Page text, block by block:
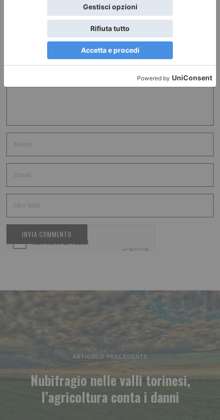
LASCIA UN COMMENTO
ARTICOLO PRECEDENTE
Nubifragio nelle valli torinesi,
l’agricoltura conta i danni